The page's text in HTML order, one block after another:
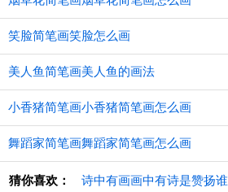
笑脸简笔画笑脸怎么画
美人鱼简笔画美人鱼的画法
小香猪简笔画小香猪简笔画怎么画
舞蹈家简笔画舞蹈家简笔画怎么画
猜你喜欢： 诗中有画画中有诗是赞扬